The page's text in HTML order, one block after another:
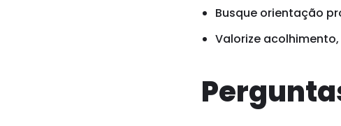
Busque orientação
Valorize